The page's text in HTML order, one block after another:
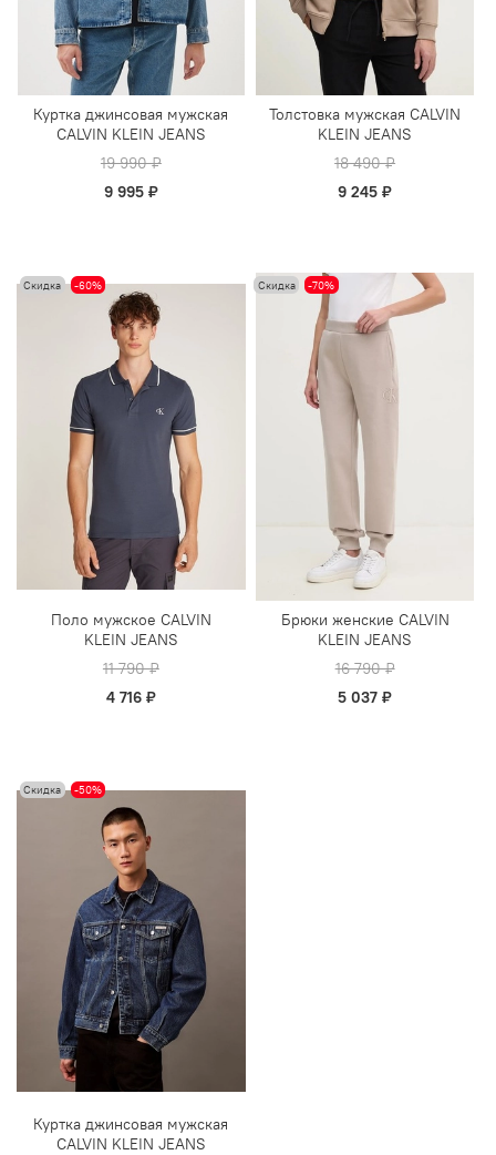
Куртка джинсовая мужская
CALVIN KLEIN JEANS
19 990 ₽
9 995 ₽
Толстовка мужская CALVIN
KLEIN JEANS
18 490 ₽
9 245 ₽
Скидка -60%
Поло мужское CALVIN
KLEIN JEANS
11 790 ₽
4 716 ₽
Скидка -70%
Брюки женские CALVIN
KLEIN JEANS
16 790 ₽
5 037 ₽
Скидка -50%
Куртка джинсовая мужская
CALVIN KLEIN JEANS